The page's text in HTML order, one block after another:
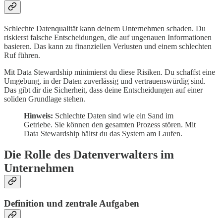
Schlechte Datenqualität kann deinem Unternehmen schaden. Du
riskierst falsche Entscheidungen, die auf ungenauen Informationen
basieren. Das kann zu finanziellen Verlusten und einem schlechten
Ruf führen.
Mit Data Stewardship minimierst du diese Risiken. Du schaffst eine
Umgebung, in der Daten zuverlässig und vertrauenswürdig sind.
Das gibt dir die Sicherheit, dass deine Entscheidungen auf einer
soliden Grundlage stehen.
Hinweis: Schlechte Daten sind wie ein Sand im
Getriebe. Sie können den gesamten Prozess stören. Mit
Data Stewardship hältst du das System am Laufen.
Die Rolle des Datenverwalters im
Unternehmen
Definition und zentrale Aufgaben